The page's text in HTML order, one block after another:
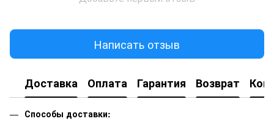
Написать отзыв
Доставка Оплата Гарантия Возврат
Способы доставки: